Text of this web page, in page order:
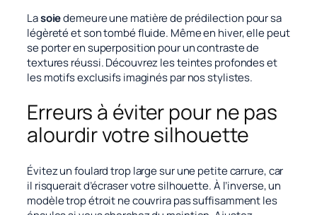
Lasoiedemeure une matière de prédilection pour sa
légèreté et son tombé fluide. Même en hiver, elle peut
se porter en superposition pour un contraste de
textures réussi. Découvrez les teintes profondes et
les motifs exclusifs imaginés par nos stylistes.
Erreurs à éviter pour ne pas
alourdir votre silhouette
Évitez un foulard trop large sur une petite carrure, car
il risquerait d’écraser votre silhouette. À l’inverse, un
modèle trop étroit ne couvrira pas suffisamment les